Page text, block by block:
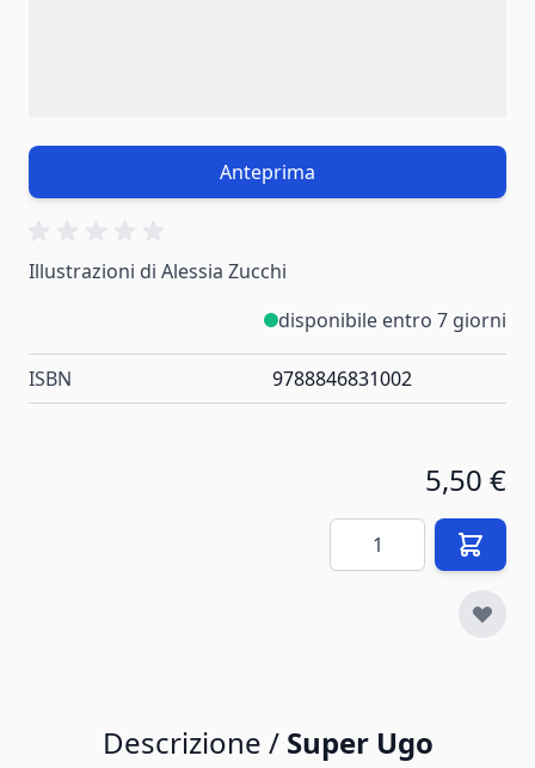
Anteprima
Illustrazioni di Alessia Zucchi
disponibile entro 7 giorni
ISBN 9788846831002
5,50 €
Quantità
Descrizione / Super Ugo